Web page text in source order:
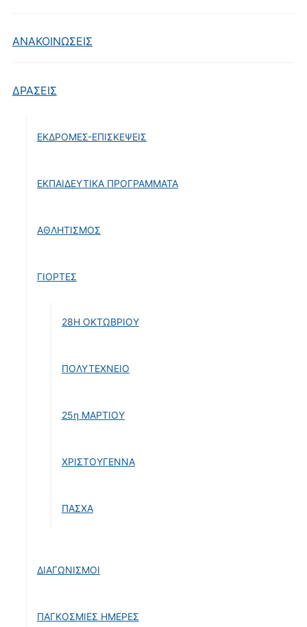
ΑΝΑΚΟΙΝΩΣΕΙΣ
ΔΡΑΣΕΙΣ
ΕΚΔΡΟΜΕΣ-ΕΠΙΣΚΕΨΕΙΣ
ΕΚΠΑΙΔΕΥΤΙΚΑ ΠΡΟΓΡΑΜΜΑΤΑ
ΑΘΛΗΤΙΣΜΟΣ
ΓΙΟΡΤΕΣ
28Η ΟΚΤΩΒΡΙΟΥ
ΠΟΛΥΤΕΧΝΕΙΟ
25η ΜΑΡΤΙΟΥ
ΧΡΙΣΤΟΥΓΕΝΝΑ
ΠΑΣΧΑ
ΔΙΑΓΩΝΙΣΜΟΙ
ΠΑΓΚΟΣΜΙΕΣ ΗΜΕΡΕΣ